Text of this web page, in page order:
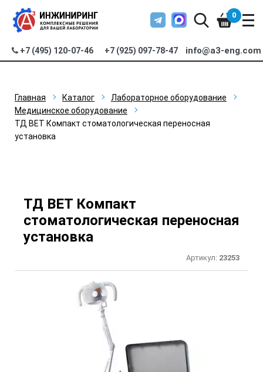
+7 (495) 120-07-46 +7 (925) 097-78-47 info@a3-eng.com
0
Главная Каталог
Лабораторное оборудование
Медицинское оборудование
ТД ВЕТ Компакт стоматологическая переносная
установка
ТД ВЕТ Компакт
стоматологическая переносная
установка
Артикул: 23253